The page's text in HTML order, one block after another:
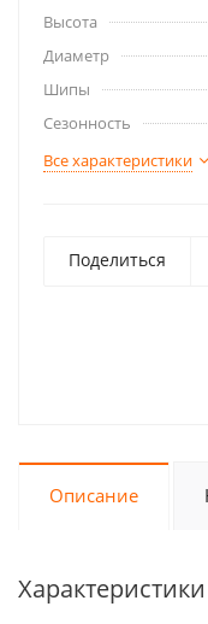
Высота
Диаметр
Шипы
Сезонность
Все характеристики
Поделиться
Описание
Характеристики